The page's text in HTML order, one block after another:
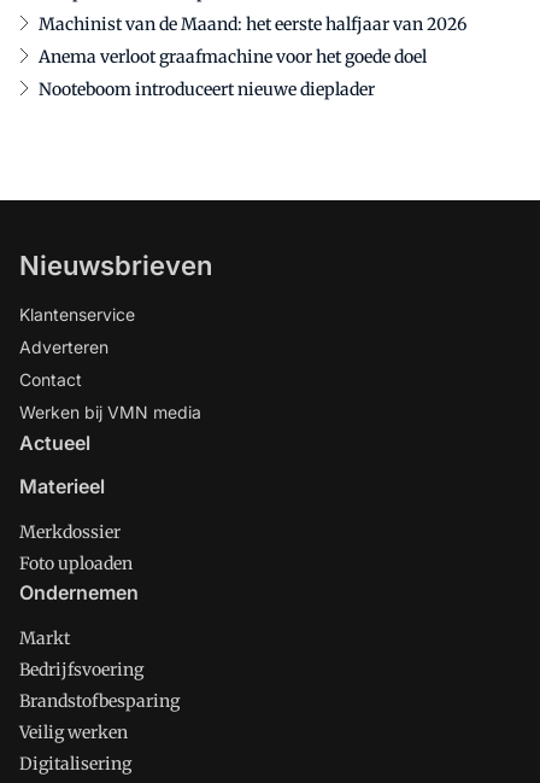
Machinist van de Maand: het eerste halfjaar van 2026
Anema verloot graafmachine voor het goede doel
Nooteboom introduceert nieuwe dieplader
Nieuwsbrieven
Klantenservice
Adverteren
Contact
Werken bij VMN media
Actueel
Materieel
Merkdossier
Foto uploaden
Ondernemen
Markt
Bedrijfsvoering
Brandstofbesparing
Veilig werken
Digitalisering